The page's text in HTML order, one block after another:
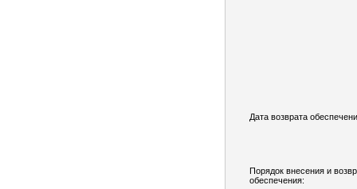
Дата возврата
Порядок внесения и
обеспечения: